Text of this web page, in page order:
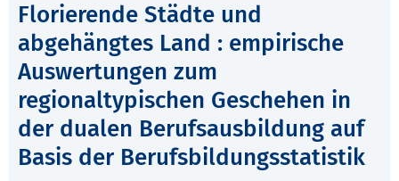
Florierende Städte und
abgehängtes Land : empirische
Auswertungen zum
regionaltypischen Geschehen in
der dualen Berufsausbildung auf
Basis der Berufsbildungsstatistik